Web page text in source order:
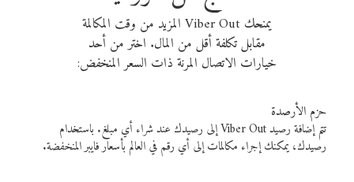
يمنحك Viber Out المزيد من وقت المكالمة
مقابل تكلفة أقل من المال. اختر من أحد
خيارات الاتصال المرنة ذات السعر المنخفض:
حزم الأرصدة
تتم إضافة رصيد Viber Out إلى رصيدك عند شراء أي مبلغ. باستخدام
رصيدك، يمكنك إجراء مكالمات إلى أي رقم في العالم بأسعار فايبر المنخفضة.